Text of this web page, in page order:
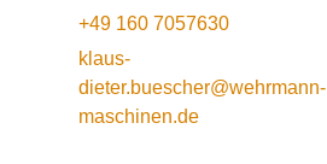
+49 160 7057630
klaus-
dieter.buescher@wehrmann-
maschinen.de